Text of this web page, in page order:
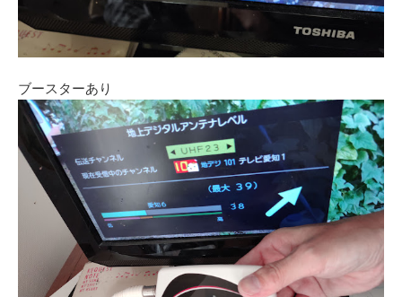
ブースターあり